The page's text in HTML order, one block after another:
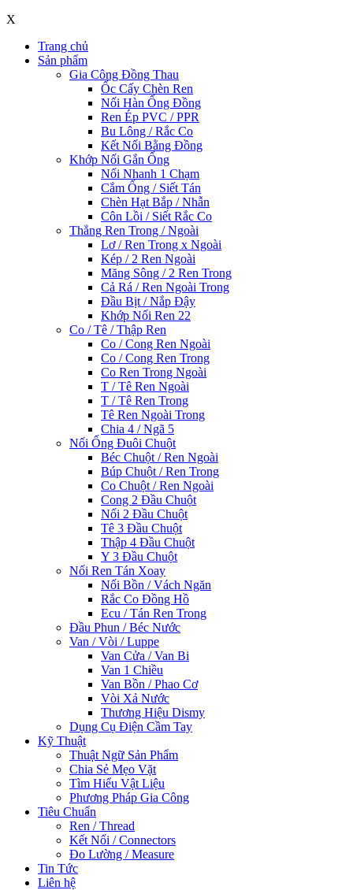
X
Trang chủ
Sản phẩm
Gia Công Đồng Thau
Ốc Cấy Chèn Ren
Nối Hàn Ống Đồng
Ren Ép PVC / PPR
Bu Lông / Rắc Co
Kết Nối Bằng Đồng
Khớp Nối Gắn Ống
Nối Nhanh 1 Chạm
Cắm Ống / Siết Tán
Chèn Hạt Bắp / Nhẫn
Côn Lồi / Siết Rắc Co
Thẳng Ren Trong / Ngoài
Lơ / Ren Trong x Ngoài
Kép / 2 Ren Ngoài
Măng Sông / 2 Ren Trong
Cả Rá / Ren Ngoài Trong
Đầu Bịt / Nắp Đậy
Khớp Nối Ren 22
Co / Tê / Thập Ren
Co / Cong Ren Ngoài
Co / Cong Ren Trong
Co Ren Trong Ngoài
T / Tê Ren Ngoài
T / Tê Ren Trong
Tê Ren Ngoài Trong
Chia 4 / Ngã 5
Nối Ống Đuôi Chuột
Béc Chuột / Ren Ngoài
Búp Chuột / Ren Trong
Co Chuột / Ren Ngoài
Cong 2 Đầu Chuột
Nối 2 Đầu Chuột
Tê 3 Đầu Chuột
Thập 4 Đầu Chuột
Y 3 Đầu Chuột
Nối Ren Tán Xoay
Nối Bồn / Vách Ngăn
Rắc Co Đồng Hồ
Ecu / Tán Ren Trong
Đầu Phun / Béc Nước
Van / Vòi / Luppe
Van Cửa / Van Bi
Van 1 Chiều
Van Bồn / Phao Cơ
Vòi Xả Nước
Thương Hiệu Dismy
Dụng Cụ Điện Cầm Tay
Kỹ Thuật
Thuật Ngữ Sản Phẩm
Chia Sẻ Mẹo Vặt
Tìm Hiểu Vật Liệu
Phương Pháp Gia Công
Tiêu Chuẩn
Ren / Thread
Kết Nối / Connectors
Đo Lường / Measure
Tin Tức
Liên hệ